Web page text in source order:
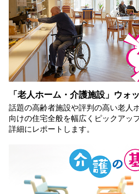
「老人ホーム・介護施設」ウォ
話題の高齢者施設や評判の高い老人
向けの住宅全般を幅広くピックアッ
詳細にレポートします。